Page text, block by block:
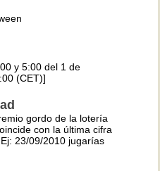
y 5:00 del 1 de
(CET)]
gordo de la lotería
con la última cifra
23/09/2010 jugarías